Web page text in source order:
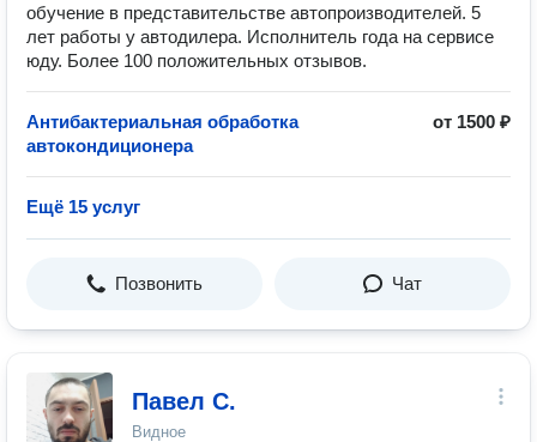
обучение в представительстве автопроизводителей. 5
лет работы у автодилера. Исполнитель года на сервисе
юду. Более 100 положительных отзывов.
Антибактериальная обработка
автокондиционера
от 1500 ₽
Ещё 15 услуг
Позвонить Чат
Павел С.
Видное